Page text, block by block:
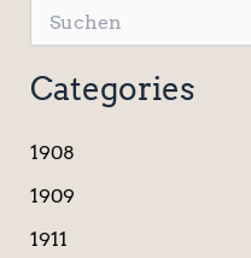
u
c
h
n
a
h
Categories
1908
1909
1911